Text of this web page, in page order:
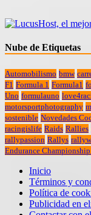
Nube de Etiquetas
Automobilismo bmw
F1 Formula 1 Formula1
Uno formulauno
motorsportphotography
sostenible Novedades
racingislife Raids Rallies
rallypassion Rallys
Endurance Championship.
Inicio
Términos y
Política de
Publicidad en